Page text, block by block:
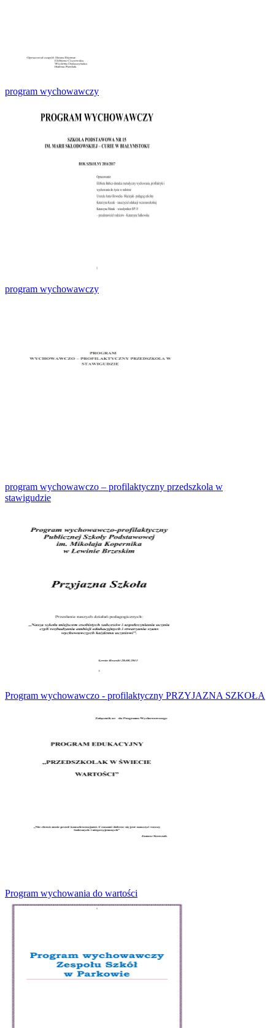
program wychowawczy
program wychowawczy
program wychowawczo – profilaktyczny przedszkola w
stawigudzie
Program wychowawczo - profilaktyczny PRZYJAZNA SZKOŁA
Program wychowania do wartości